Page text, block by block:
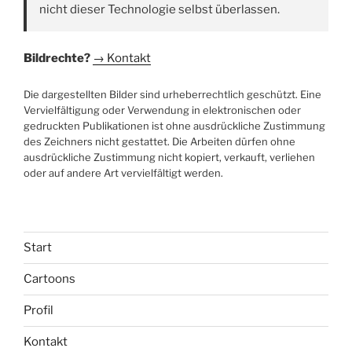
nicht dieser Technologie selbst überlassen.
Bildrechte? → Kontakt
Die dargestellten Bilder sind urheberrechtlich geschützt. Eine
Vervielfältigung oder Verwendung in elektronischen oder
gedruckten Publikationen ist ohne ausdrückliche Zustimmung
des Zeichners nicht gestattet. Die Arbeiten dürfen ohne
ausdrückliche Zustimmung nicht kopiert, verkauft, verliehen
oder auf andere Art vervielfältigt werden.
Start
Cartoons
Profil
Kontakt